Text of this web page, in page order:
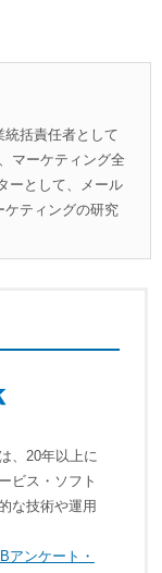
括責任者として
マーケティング全
ーとして、メール
ケティングの研究
、20年以上に
ビス・ソフト
な技術や運用
アンケート・